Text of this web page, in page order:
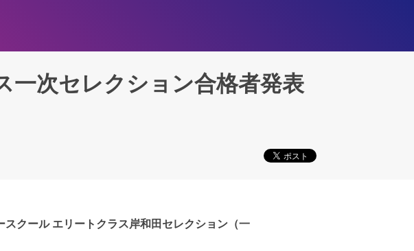
一次セレクション合格者発表
スクール エリートクラス岸和田セレクション（一